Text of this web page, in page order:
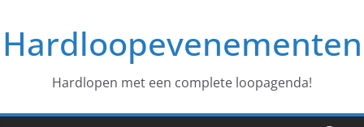
naar
deHardloopevenementen
Hardlopen met een complete loopagenda!